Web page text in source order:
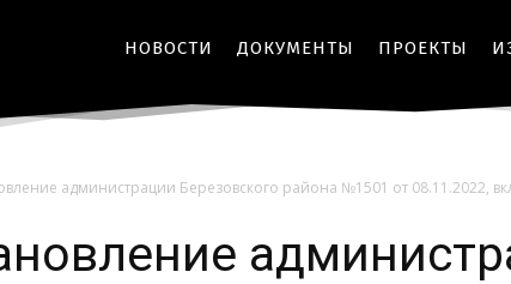
НОВОСТИ ДОКУМЕНТЫ ПРОЕКТЫ
администрации Березовского района №1501 от 08.11.2022,